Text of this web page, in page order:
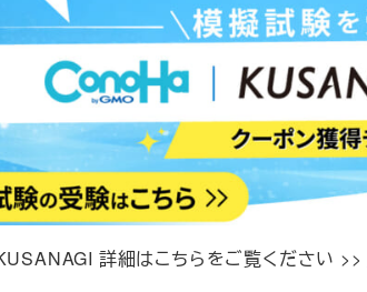
詳細はこちらをご覧ください >>